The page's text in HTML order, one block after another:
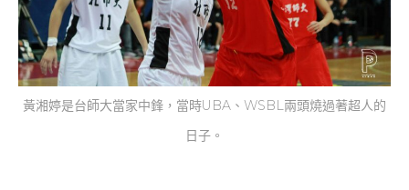
黃湘婷是台師大當家中鋒，當時UBA、WSBL兩頭燒過著超人的
日子。